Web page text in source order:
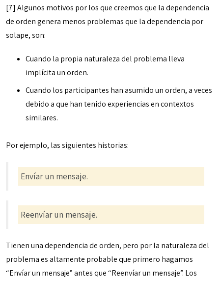
[7] Algunos motivos por los que creemos que la dependencia
de orden genera menos problemas que la dependencia por
solape, son:
Cuando la propia naturaleza del problema lleva
implícita un orden.
Cuando los participantes han asumido un orden, a veces
debido a que han tenido experiencias en contextos
similares.
Por ejemplo, las siguientes historias:
Envíar un mensaje.
Reenvíar un mensaje.
Tienen una dependencia de orden, pero por la naturaleza del
problema es altamente probable que primero hagamos
“Envíar un mensaje” antes que “Reenvíar un mensaje”. Los